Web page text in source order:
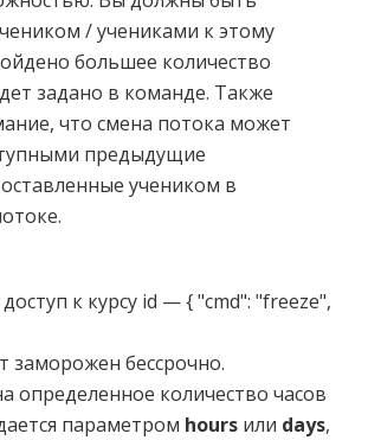
/ учениками к этому
большее количество
задано в команде. Также
что смена потока может
предыдущие
учеником в
к курсу id — { "cmd": "freeze",
заморожен бессрочно.
определенное количество часов
параметром hours или days,